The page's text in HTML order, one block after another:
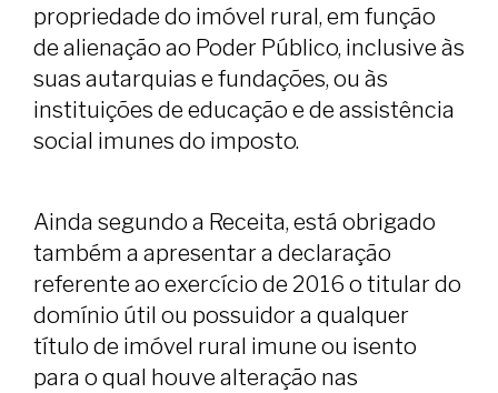
propriedade do imóvel rural, em função
de alienação ao Poder Público, inclusive às
suas autarquias e fundações, ou às
instituições de educação e de assistência
social imunes do imposto.
Ainda segundo a Receita, está obrigado
também a apresentar a declaração
referente ao exercício de 2016 o titular do
domínio útil ou possuidor a qualquer
título de imóvel rural imune ou isento
para o qual houve alteração nas